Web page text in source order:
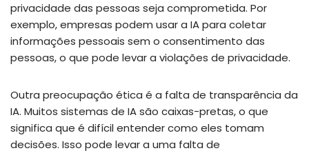
privacidade das pessoas seja comprometida. Por
exemplo, empresas podem usar a IA para coletar
informações pessoais sem o consentimento das
pessoas, o que pode levar a violações de privacidade.
Outra preocupação ética é a falta de transparência da
IA. Muitos sistemas de IA são caixas-pretas, o que
significa que é difícil entender como eles tomam
decisões. Isso pode levar a uma falta de